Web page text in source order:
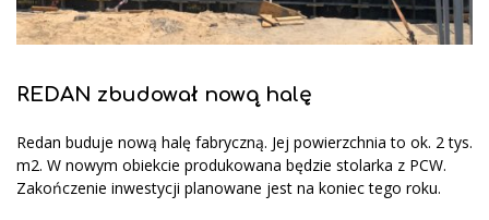
REDAN zbudował nową halę
Redan buduje nową halę fabryczną. Jej powierzchnia to ok. 2 tys.
m2. W nowym obiekcie produkowana będzie stolarka z PCW.
Zakończenie inwestycji planowane jest na koniec tego roku.